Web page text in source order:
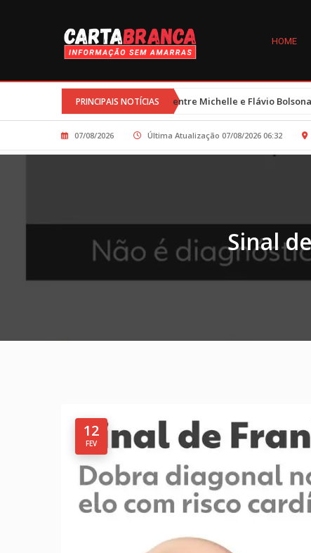
HOME
PRINCIPAIS NOTÍCIAS
Trégua entre Michelle e Flávio Bolsonaro é resultado de
07/08/2026 Última Atualização 07/08/2026 06:32
Sinal
12
FEV